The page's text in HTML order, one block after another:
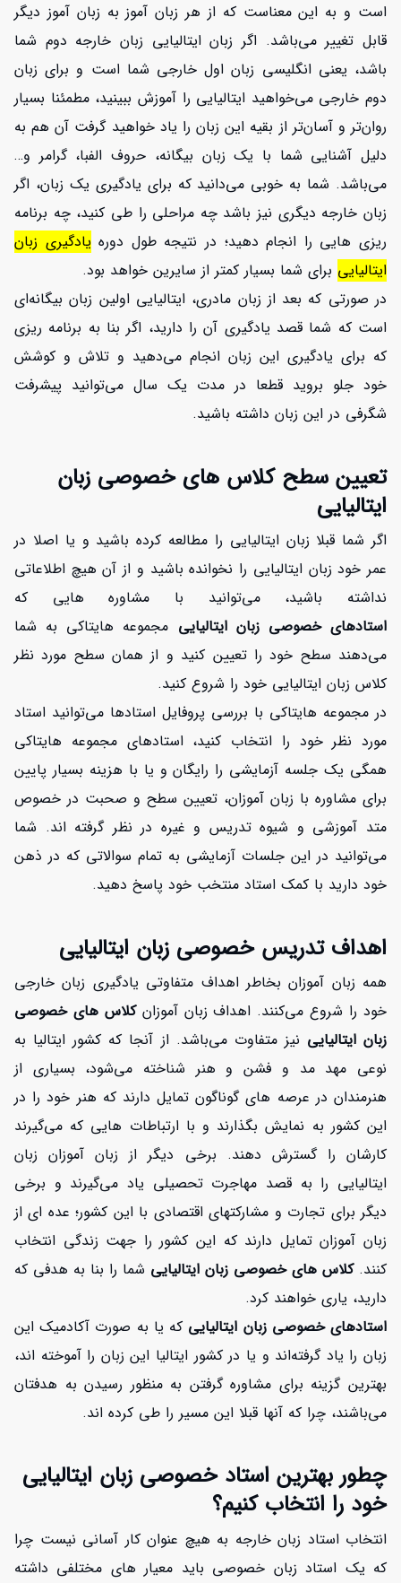
است و به این معناست که از هر زبان آموز به زبان آموز دیگر
قابل تغییر می‌باشد. اگر زبان ایتالیایی زبان خارجه دوم شما
باشد، یعنی انگلیسی زبان اول خارجی شما است و برای زبان
دوم خارجی می‌خواهید ایتالیایی را آموزش ببینید، مطمئنا بسیار
روان‌تر و آسان‌تر از بقیه این زبان را یاد خواهید گرفت آن هم به
دلیل آشنایی شما با یک زبان بیگانه، حروف الفبا، گرامر و…
می‌باشد. شما به خوبی می‌دانید که برای یادگیری یک زبان، اگر
زبان خارجه دیگری نیز باشد چه مراحلی را طی کنید، چه برنامه
ریزی هایی را انجام دهید؛ در نتیجه طول دوره یادگیری زبان
ایتالیایی برای شما بسیار کمتر از سایرین خواهد بود.
در صورتی که بعد از زبان مادری، ایتالیایی اولین زبان بیگانه‌ای
است که شما قصد یادگیری آن را دارید، اگر بنا به برنامه ریزی
که برای یادگیری این زبان انجام می‌دهید و تلاش و کوشش
خود جلو بروید قطعا در مدت یک سال می‌توانید پیشرفت
شگرفی در این زبان داشته باشید.
تعیین سطح کلاس های خصوصی زبان
ایتالیایی
اگر شما قبلا زبان ایتالیایی را مطالعه کرده باشید و یا اصلا در
عمر خود زبان ایتالیایی را نخوانده باشید و از آن هیچ اطلاعاتی
نداشته باشید، می‌توانید با مشاوره هایی که
استادهای خصوصی زبان ایتالیایی مجموعه هایتاکی به شما
می‌دهند سطح خود را تعیین کنید و از همان سطح مورد نظر
کلاس زبان ایتالیایی خود را شروع کنید.
در مجموعه هایتاکی با بررسی پروفایل استادها می‌توانید استاد
مورد نظر خود را انتخاب کنید، استادهای مجموعه هایتاکی
همگی یک جلسه آزمایشی را رایگان و یا با هزینه بسیار پایین
برای مشاوره با زبان آموزان، تعیین سطح و صحبت در خصوص
متد آموزشی و شیوه تدریس و غیره در نظر گرفته اند. شما
می‌توانید در این جلسات آزمایشی به تمام سوالاتی که در ذهن
خود دارید با کمک استاد منتخب خود پاسخ دهید.
اهداف تدریس خصوصی زبان ایتالیایی
همه زبان آموزان بخاطر اهداف متفاوتی یادگیری زبان خارجی
خود را شروع می‌کنند. اهداف زبان آموزانکلاس های خصوصی
زبان ایتالیایی نیز متفاوت می‌باشد. از آنجا که کشور ایتالیا به
نوعی مهد مد و فشن و هنر شناخته می‌شود، بسیاری از
هنرمندان در عرصه های گوناگون تمایل دارند که هنر خود را در
این کشور به نمایش بگذارند و با ارتباطات هایی که می‌گیرند
کارشان را گسترش دهند. برخی دیگر از زبان آموزان زبان
ایتالیایی را به قصد مهاجرت تحصیلی یاد می‌گیرند و برخی
دیگر برای تجارت و مشارکتهای اقتصادی با این کشور؛ عده ای از
زبان آموزان تمایل دارند که این کشور را جهت زندگی انتخاب
کنند.کلاس های خصوصی زبان ایتالیایی شما را بنا به هدفی که
دارید، یاری خواهند کرد.
استادهای خصوصی زبان ایتالیایی که یا به صورت آکادمیک این
زبان را یاد گرفته‌اند و یا در کشور ایتالیا این زبان را آموخته اند،
بهترین گزینه برای مشاوره گرفتن به منظور رسیدن به هدفتان
می‌باشند، چرا که آنها قبلا این مسیر را طی کرده اند.
چطور بهترین استاد خصوصی زبان ایتالیایی
خود را انتخاب کنیم؟
انتخاب استاد زبان خارجه به هیچ عنوان کار آسانی نیست چرا
که یک استاد زبان خصوصی باید معیار های مختلفی داشته
افزایش اعتبار